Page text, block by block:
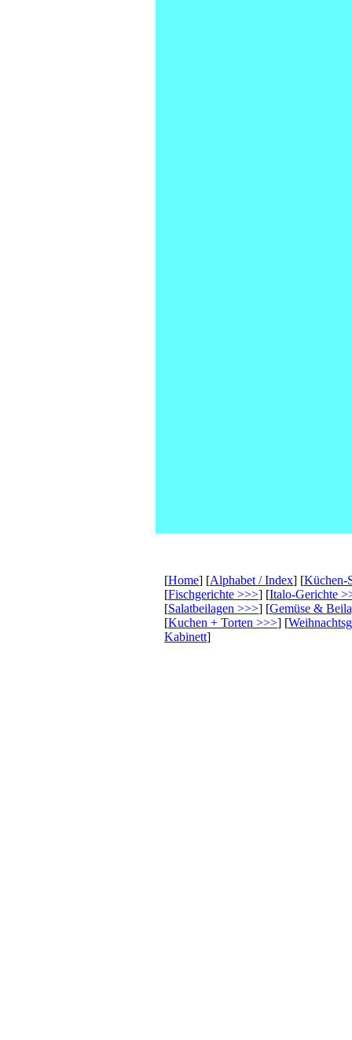
[Home] [Alphabet / Index] [Küchen-
[Fischgerichte >>>] [Italo-Gerichte
[Salatbeilagen >>>] [Gemüse &
[Kuchen + Torten >>>] [
Kabinett]